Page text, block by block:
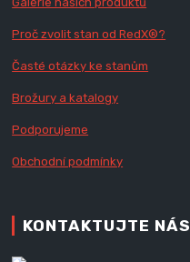
Proč zvolit stan od RedX®?
Časté otázky ke stanům
Brožury a katalogy
Podporujeme
Obchodní podmínky
KONTAKTUJTE NÁS